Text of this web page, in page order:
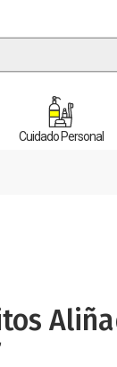
Cuidado Personal